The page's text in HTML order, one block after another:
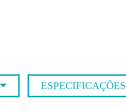
ESPECIFICAÇÕES